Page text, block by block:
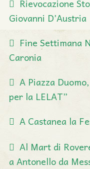
Rievocazione
Giovanni D’Austria
Fine Settimana
Caronia
A Piazza
per la LELAT”
A Castanea la
Al Mart di
a Antonello da